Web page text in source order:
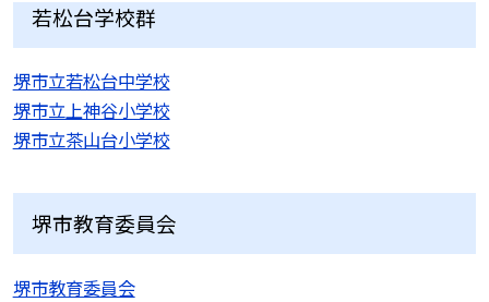
若松台学校群
堺市立若松台中学校
堺市立上神谷小学校
堺市立茶山台小学校
堺市教育委員会
堺市教育委員会